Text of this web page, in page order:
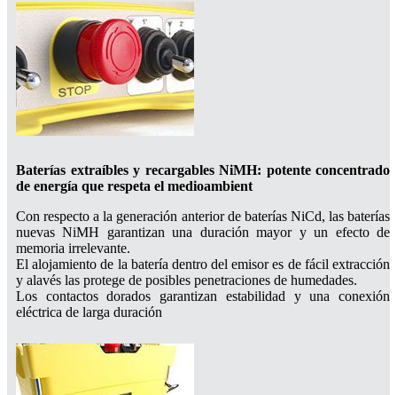
Baterías extraíbles y recargables NiMH: potente concentrado
de energía que respeta el medioambient
Con respecto a la generación anterior de baterías NiCd, las baterías
nuevas NiMH garantizan una duración mayor y un efecto de
memoria irrelevante.
El alojamiento de la batería dentro del emisor es de fácil extracción
y alavés las protege de posibles penetraciones de humedades.
Los contactos dorados garantizan estabilidad y una conexión
eléctrica de larga duración